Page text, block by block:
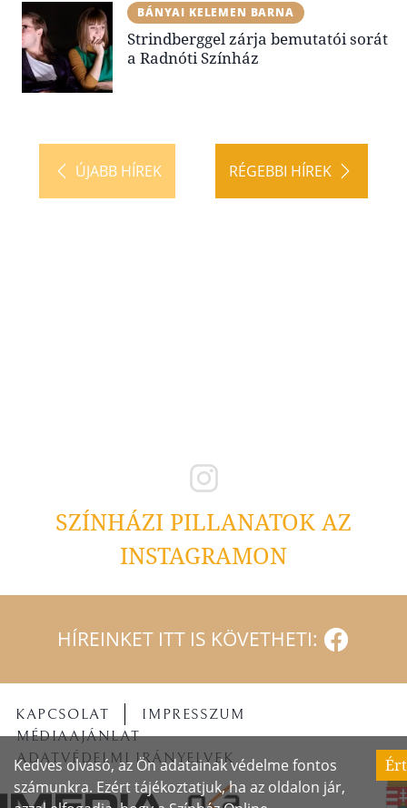
BÁNYAI KELEMEN BARNA
Strindberggel zárja bemutatói sorát
a Radnóti Színház
ÚJABB HÍREK RÉGEBBI HÍREK
SZÍNHÁZI PILLANATOK AZ
INSTAGRAMON
HÍREINKET ITT IS KÖVETHETI:
KAPCSOLAT
IMPRESSZUM
MÉDIAAJÁNLAT
ADATVÉDELMI IRÁNYELVEK
Kedves olvasó, az Ön adatainak védelme fontos
számunkra. Ezért tájékoztatjuk, ha az oldalon jár,